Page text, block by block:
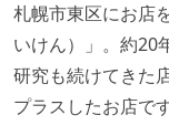
札幌市東区にお店
いけん）」。約20
研究も続けてきた
プラスしたお店です